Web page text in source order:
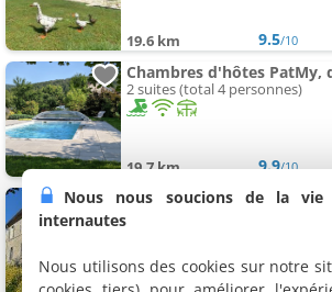
19.6 km 9.5/10
2 suites (total 4 personnes)
19.7 km 9.9/10
Nous nous soucions de la
internautes
Nous utilisons des cookies sur notre